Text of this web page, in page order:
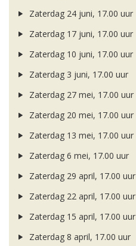
Zaterdag 24 juni, 17.00 uur
Zaterdag 17 juni, 17.00 uur
Zaterdag 10 juni, 17.00 uur
Zaterdag 3 juni, 17.00 uur
Zaterdag 27 mei, 17.00 uur
Zaterdag 20 mei, 17.00 uur
Zaterdag 13 mei, 17.00 uur
Zaterdag 6 mei, 17.00 uur
Zaterdag 29 april, 17.00 uur
Zaterdag 22 april, 17.00 uur
Zaterdag 15 april, 17.00 uur
Zaterdag 8 april, 17.00 uur